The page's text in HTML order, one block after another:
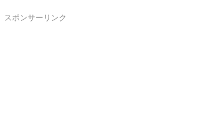
スポンサーリンク